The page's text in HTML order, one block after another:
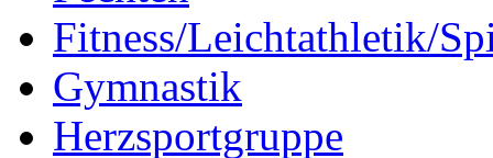
Fitness/Leichtathletik/
Gymnastik
Herzsportgruppe